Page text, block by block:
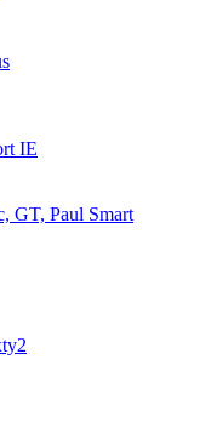
IE
GT, Paul Smart